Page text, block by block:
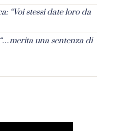
“Voi stessi date loro da
una sentenza di